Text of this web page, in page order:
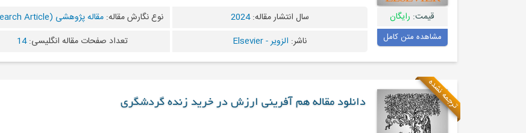
قیمت: رایگان
مشاهده متن کامل
سال انتشار مقاله:2024 نوع نگارش مقاله: مقاله پژوهشی (Research Article)
ناشر: الزویر - Elsevier تعداد صفحات مقاله انگلیسی:14
ترجمه نشده دانلود مقاله هم آفرینی ارزش در خرید زنده گردشگری